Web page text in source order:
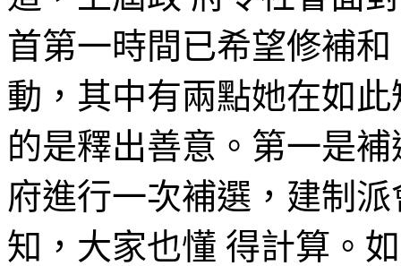
首第一時間已希望修補
動，其中有兩點她在如
的是釋出善意。第一是
府進行一次補選，建制
知，大家也懂 得計算。